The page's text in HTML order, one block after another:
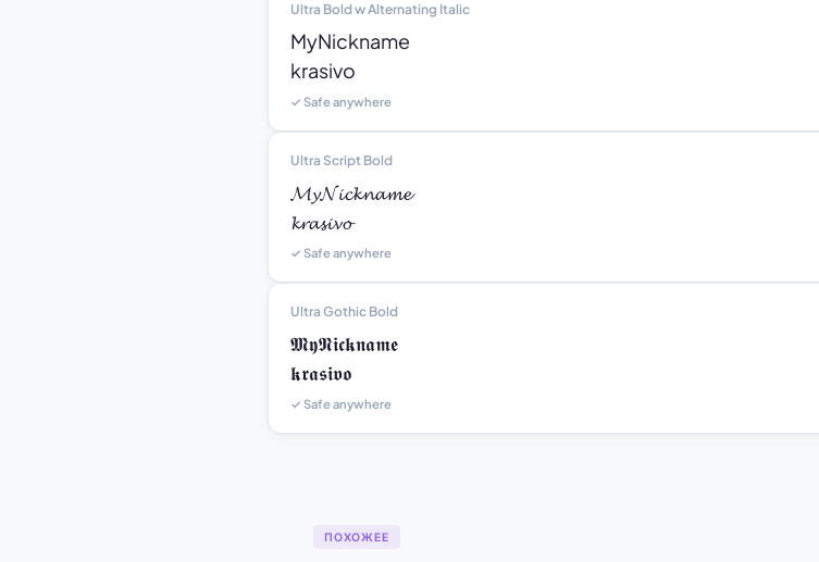
Ultra Bold w Alternating Italic
MyNickname
krasivo
✓ Safe anywhere
Ultra Script Bold
𝓜𝔂𝓝𝓲𝓬𝓴𝓷𝓪𝓶𝓮
𝓴𝓻𝓪𝓼𝓲𝓿𝓸
✓ Safe anywhere
Ultra Gothic Bold
𝕸𝖞𝕹𝖎𝖈𝖐𝖓𝖆𝖒𝖊
𝖐𝖗𝖆𝖘𝖎𝖛𝖔
✓ Safe anywhere
ПОХОЖЕЕ